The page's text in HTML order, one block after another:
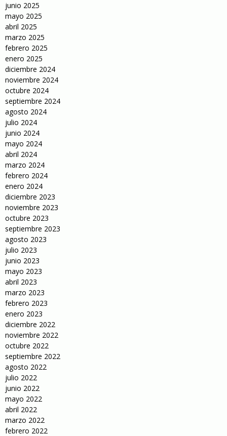
junio 2025
mayo 2025
abril 2025
marzo 2025
febrero 2025
enero 2025
diciembre 2024
noviembre 2024
octubre 2024
septiembre 2024
agosto 2024
julio 2024
junio 2024
mayo 2024
abril 2024
marzo 2024
febrero 2024
enero 2024
diciembre 2023
noviembre 2023
octubre 2023
septiembre 2023
agosto 2023
julio 2023
junio 2023
mayo 2023
abril 2023
marzo 2023
febrero 2023
enero 2023
diciembre 2022
noviembre 2022
octubre 2022
septiembre 2022
agosto 2022
julio 2022
junio 2022
mayo 2022
abril 2022
marzo 2022
febrero 2022